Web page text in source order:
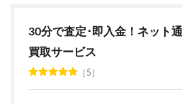
30分で査定･即入金！ネット
買取サービス
5